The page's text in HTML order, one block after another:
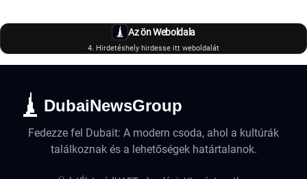
Az ön Weboldala
4. Hirdetéshely hirdesse itt weboldalát
DubaiNewsGroup
Fedezze fel Dubait: A modern csoda, ahol a kultúrák
találkoznak és a lehetőségek határtalanok.